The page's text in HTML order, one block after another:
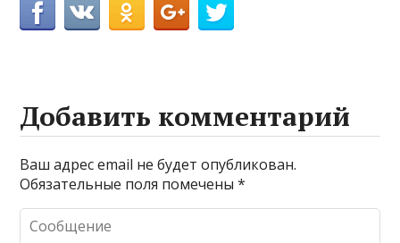
Добавить комментарий
Ваш адрес email не будет опубликован.
Обязательные поля помечены*